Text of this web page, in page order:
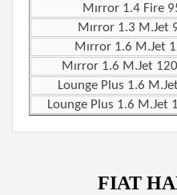
Mırror 1.4 Fire
Mırror 1.3 M.Jet
Mırror 1.6 M.Jet
Mırror 1.6 M.Jet
Lounge Plus 1.6
Lounge Plus 1.6 M.Jet
FIAT